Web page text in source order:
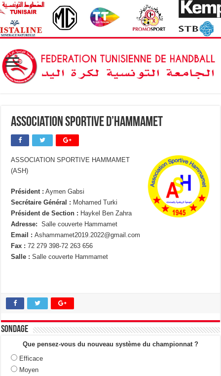
Association Sportive d’Hammamet
ASSOCIATION SPORTIVE HAMMAMET
(ASH)
Président : Aymen Gabsi
Secrétaire Général : Mohamed Turki
Président de Section : Haykel Ben Zahra
Adresse: Salle couverte Hammamet
Email :Ashammamet2019.2022@gmail.com
Fax : 72 279 398-72 263 656
Salle : Salle couverte Hammamet
Sondage
Que pensez-vous du nouveau système du championnat ?
Efficace
Moyen